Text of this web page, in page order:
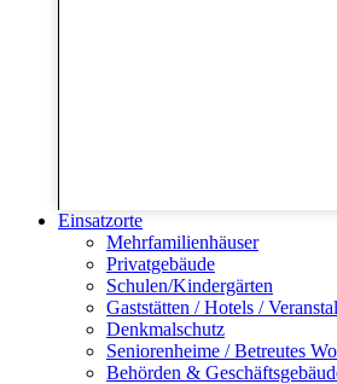
Einsatzorte
Mehrfamilienhäuser
Privatgebäude
Schulen/Kindergärten
Gaststätten / Hotels /
Denkmalschutz
Seniorenheime / Betreutes
Behörden &